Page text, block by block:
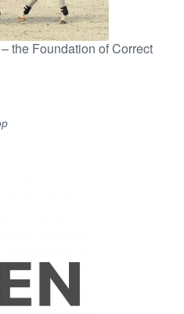
the Foundation of Correct